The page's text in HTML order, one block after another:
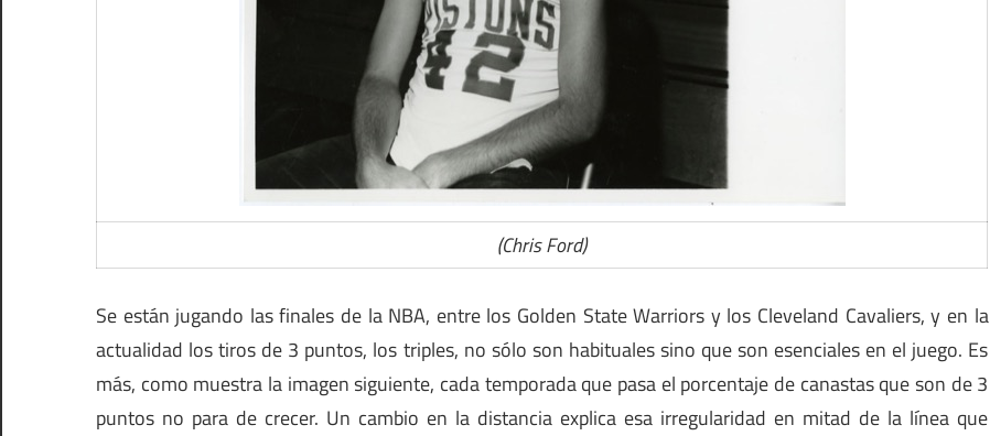
(Chris Ford)
Se están jugando las finales de la NBA, entre los Golden State Warriors y los Cleveland Cavaliers, y en la
actualidad los tiros de 3 puntos, los triples, no sólo son habituales sino que son esenciales en el juego. Es
más, como muestra la imagen siguiente, cada temporada que pasa el porcentaje de canastas que son de 3
puntos no para de crecer. Un cambio en la distancia explica esa irregularidad en mitad de la línea que